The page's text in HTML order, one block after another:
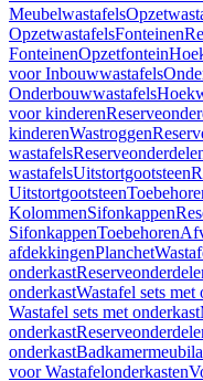
Meubelwastafels
OpzetwastafelsFonteinen
FonteinenOpzetfontein
voor Inbouwwastafels
Onderbouwwastafels
voor kinderen
kinderenWastroggen
wastafels
wastafelsUitstortgootsteen
Uitstortgootsteen
KolommenSifonkappen
SifonkappenToebehoren
afdekkingenPlanchet
onderkast
onderkastWastafel sets met
Wastafel sets met onderkast
onderkast
onderkast
voor Wastafelonderkasten